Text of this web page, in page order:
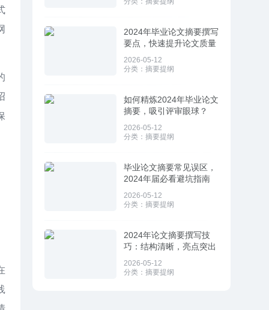
2024年毕业论文摘要撰写
要点，快速提升论文质量
2026-05-12
分类： 摘要提纲
如何精炼2024年毕业论文
摘要，吸引评审眼球？
2026-05-12
分类： 摘要提纲
毕业论文摘要常见误区，
2024年届必看避坑指南
2026-05-12
分类： 摘要提纲
2024年论文摘要撰写技
巧：结构清晰，亮点突出
2026-05-12
分类： 摘要提纲